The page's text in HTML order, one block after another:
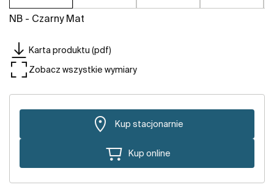
NB - Czarny Mat
Karta produktu (pdf)
Zobacz wszystkie wymiary
Kup stacjonarnie
Kup online